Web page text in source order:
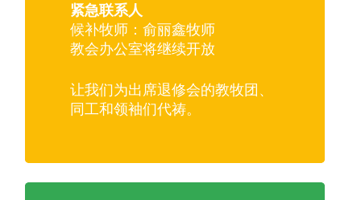
紧急联系人
候补牧师：俞丽鑫牧师
教会办公室将继续开放
让我们为出席退修会的教牧团、
同工和领袖们代祷。